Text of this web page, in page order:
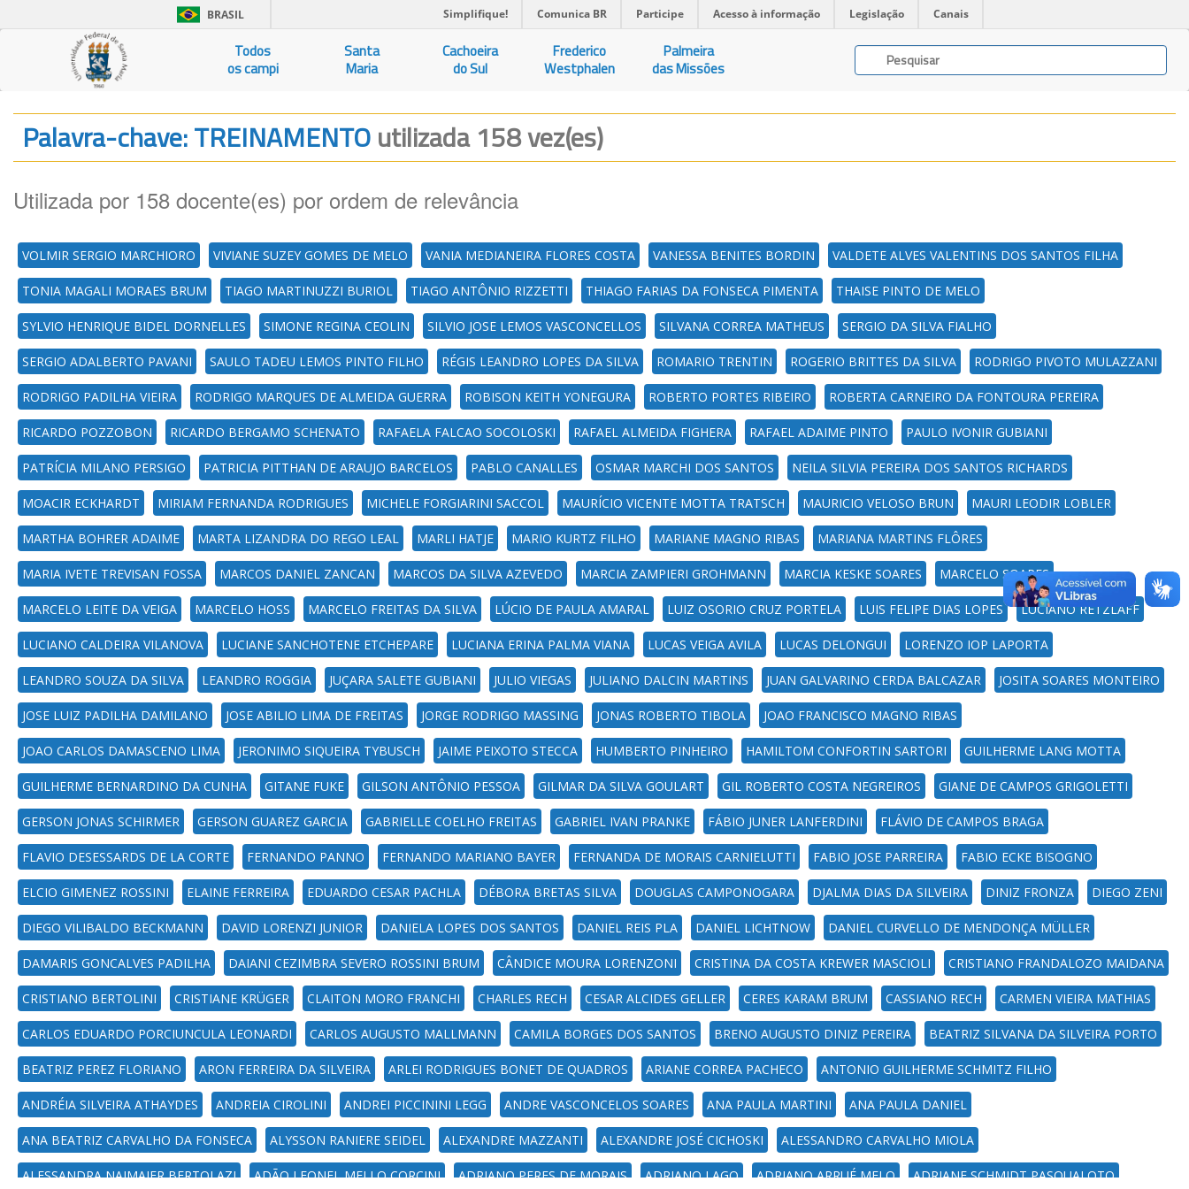
BRASIL Simplifique! Comunica BR Participe Acesso à informação Legislação Canais
Todos
os campi
Santa
Maria
Cachoeira
do Sul
Frederico
Westphalen
Palmeira
das Missões
Palavra-chave: TREINAMENTOutilizada 158 vez(es)
Utilizada por 158 docente(es) por ordem de relevância
VOLMIR SERGIO MARCHIORO VIVIANE SUZEY GOMES DE MELO VANIA MEDIANEIRA FLORES COSTA VANESSA BENITES BORDIN VALDETE ALVES VALENTINS DOS SANTOS FILHA
TONIA MAGALI MORAES BRUM TIAGO MARTINUZZI BURIOL TIAGO ANTÔNIO RIZZETTI THIAGO FARIAS DA FONSECA PIMENTA THAISE PINTO DE MELO
SYLVIO HENRIQUE BIDEL DORNELLES SIMONE REGINA CEOLIN SILVIO JOSE LEMOS VASCONCELLOS SILVANA CORREA MATHEUS SERGIO DA SILVA FIALHO
SERGIO ADALBERTO PAVANI SAULO TADEU LEMOS PINTO FILHO RÉGIS LEANDRO LOPES DA SILVA ROMARIO TRENTIN ROGERIO BRITTES DA SILVA RODRIGO PIVOTO MULAZZANI
RODRIGO PADILHA VIEIRA RODRIGO MARQUES DE ALMEIDA GUERRA ROBISON KEITH YONEGURA ROBERTO PORTES RIBEIRO ROBERTA CARNEIRO DA FONTOURA PEREIRA
RICARDO POZZOBON RICARDO BERGAMO SCHENATO RAFAELA FALCAO SOCOLOSKI RAFAEL ALMEIDA FIGHERA RAFAEL ADAIME PINTO PAULO IVONIR GUBIANI
PATRÍCIA MILANO PERSIGO PATRICIA PITTHAN DE ARAUJO BARCELOS PABLO CANALLES OSMAR MARCHI DOS SANTOS NEILA SILVIA PEREIRA DOS SANTOS RICHARDS
MOACIR ECKHARDT MIRIAM FERNANDA RODRIGUES MICHELE FORGIARINI SACCOL MAURÍCIO VICENTE MOTTA TRATSCH MAURICIO VELOSO BRUN MAURI LEODIR LOBLER
MARTHA BOHRER ADAIME MARTA LIZANDRA DO REGO LEAL MARLI HATJE MARIO KURTZ FILHO MARIANE MAGNO RIBAS MARIANA MARTINS FLÔRES
MARIA IVETE TREVISAN FOSSA MARCOS DANIEL ZANCAN MARCOS DA SILVA AZEVEDO MARCIA ZAMPIERI GROHMANN MARCIA KESKE SOARES MARCELO SOARES
MARCELO LEITE DA VEIGA MARCELO HOSS MARCELO FREITAS DA SILVA LÚCIO DE PAULA AMARAL LUIZ OSORIO CRUZ PORTELA LUIS FELIPE DIAS LOPES LUCIANO RETZLAFF
LUCIANO CALDEIRA VILANOVA LUCIANE SANCHOTENE ETCHEPARE LUCIANA ERINA PALMA VIANA LUCAS VEIGA AVILA LUCAS DELONGUI LORENZO IOP LAPORTA
LEANDRO SOUZA DA SILVA LEANDRO ROGGIA JUÇARA SALETE GUBIANI JULIO VIEGAS JULIANO DALCIN MARTINS JUAN GALVARINO CERDA BALCAZAR JOSITA SOARES MONTEIRO
JOSE LUIZ PADILHA DAMILANO JOSE ABILIO LIMA DE FREITAS JORGE RODRIGO MASSING JONAS ROBERTO TIBOLA JOAO FRANCISCO MAGNO RIBAS
JOAO CARLOS DAMASCENO LIMA JERONIMO SIQUEIRA TYBUSCH JAIME PEIXOTO STECCA HUMBERTO PINHEIRO HAMILTOM CONFORTIN SARTORI GUILHERME LANG MOTTA
GUILHERME BERNARDINO DA CUNHA GITANE FUKE GILSON ANTÔNIO PESSOA GILMAR DA SILVA GOULART GIL ROBERTO COSTA NEGREIROS GIANE DE CAMPOS GRIGOLETTI
GERSON JONAS SCHIRMER GERSON GUAREZ GARCIA GABRIELLE COELHO FREITAS GABRIEL IVAN PRANKE FÁBIO JUNER LANFERDINI FLÁVIO DE CAMPOS BRAGA
FLAVIO DESESSARDS DE LA CORTE FERNANDO PANNO FERNANDO MARIANO BAYER FERNANDA DE MORAIS CARNIELUTTI FABIO JOSE PARREIRA FABIO ECKE BISOGNO
ELCIO GIMENEZ ROSSINI ELAINE FERREIRA EDUARDO CESAR PACHLA DÉBORA BRETAS SILVA DOUGLAS CAMPONOGARA DJALMA DIAS DA SILVEIRA DINIZ FRONZA DIEGO ZENI
DIEGO VILIBALDO BECKMANN DAVID LORENZI JUNIOR DANIELA LOPES DOS SANTOS DANIEL REIS PLA DANIEL LICHTNOW DANIEL CURVELLO DE MENDONÇA MÜLLER
DAMARIS GONCALVES PADILHA DAIANI CEZIMBRA SEVERO ROSSINI BRUM CÂNDICE MOURA LORENZONI CRISTINA DA COSTA KREWER MASCIOLI CRISTIANO FRANDALOZO MAIDANA
CRISTIANO BERTOLINI CRISTIANE KRÜGER CLAITON MORO FRANCHI CHARLES RECH CESAR ALCIDES GELLER CERES KARAM BRUM CASSIANO RECH CARMEN VIEIRA MATHIAS
CARLOS EDUARDO PORCIUNCULA LEONARDI CARLOS AUGUSTO MALLMANN CAMILA BORGES DOS SANTOS BRENO AUGUSTO DINIZ PEREIRA BEATRIZ SILVANA DA SILVEIRA PORTO
BEATRIZ PEREZ FLORIANO ARON FERREIRA DA SILVEIRA ARLEI RODRIGUES BONET DE QUADROS ARIANE CORREA PACHECO ANTONIO GUILHERME SCHMITZ FILHO
ANDRÉIA SILVEIRA ATHAYDES ANDREIA CIROLINI ANDREI PICCININI LEGG ANDRE VASCONCELOS SOARES ANA PAULA MARTINI ANA PAULA DANIEL
ANA BEATRIZ CARVALHO DA FONSECA ALYSSON RANIERE SEIDEL ALEXANDRE MAZZANTI ALEXANDRE JOSÉ CICHOSKI ALESSANDRO CARVALHO MIOLA
ALESSANDRA NAIMAIER BERTOLAZI ADÃO LEONEL MELLO CORCINI ADRIANO PERES DE MORAIS ADRIANO LAGO ADRIANO ARRUÉ MELO ADRIANE SCHMIDT PASQUALOTO